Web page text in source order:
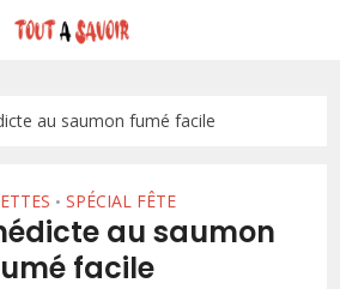
au saumon fumé facile
• SPÉCIAL FÊTE
au saumon
facile